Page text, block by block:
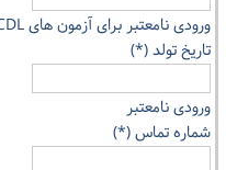
ورودی نامعتبربرای آزمون های ICDLکد ملی اجباری می باشد
تاریخ تولد (*)
ورودی نامعتبر
شماره تماس (*)